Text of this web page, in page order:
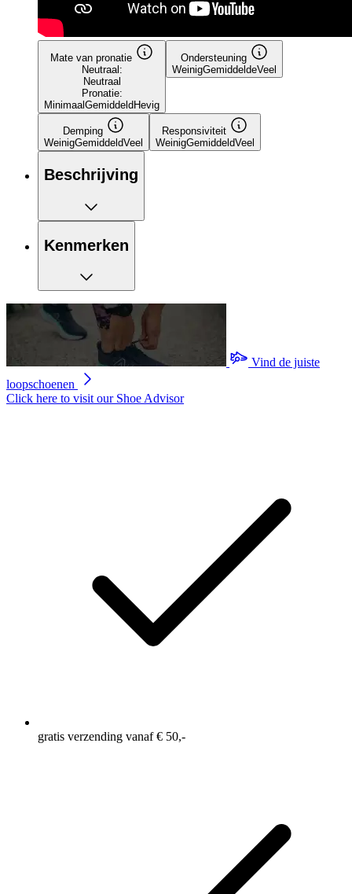
Mate van pronatie
Neutraal:
Neutraal
Pronatie:
Minimaal Gemiddeld Hevig
Ondersteuning
WeinigGemiddeldeVeel
Demping
WeinigGemiddeldVeel
Responsiviteit
WeinigGemiddeldVeel
Beschrijving
Kenmerken
Vind de juiste
loopschoenen
Click here to visit our Shoe Advisor
gratis verzending vanaf € 50,-